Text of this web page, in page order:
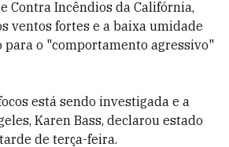
Contra Incêndios da Califórnia,
ventos fortes e a baixa umidade
o "comportamento agressivo"
está sendo investigada e a
Karen Bass, declarou estado
de terça-feira.